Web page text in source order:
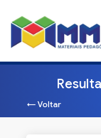
← Voltar